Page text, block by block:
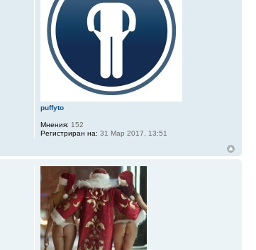
puffyto
Мнения: 152
Регистриран на: 31 Мар 2017, 13:51